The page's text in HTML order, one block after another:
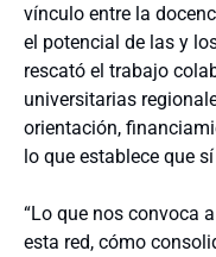
vínculo entre la
el potencial de las y
rescató el trabajo
universitarias
orientación,
lo que establece que
“Lo que nos convoca
esta red, cómo